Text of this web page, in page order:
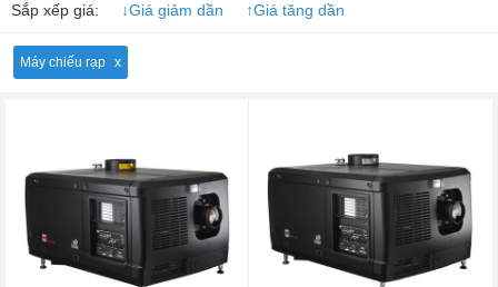
Sắp xếp giá: ↓Giá giảm dần ↑Giá tăng dần
Máy chiếu rạp